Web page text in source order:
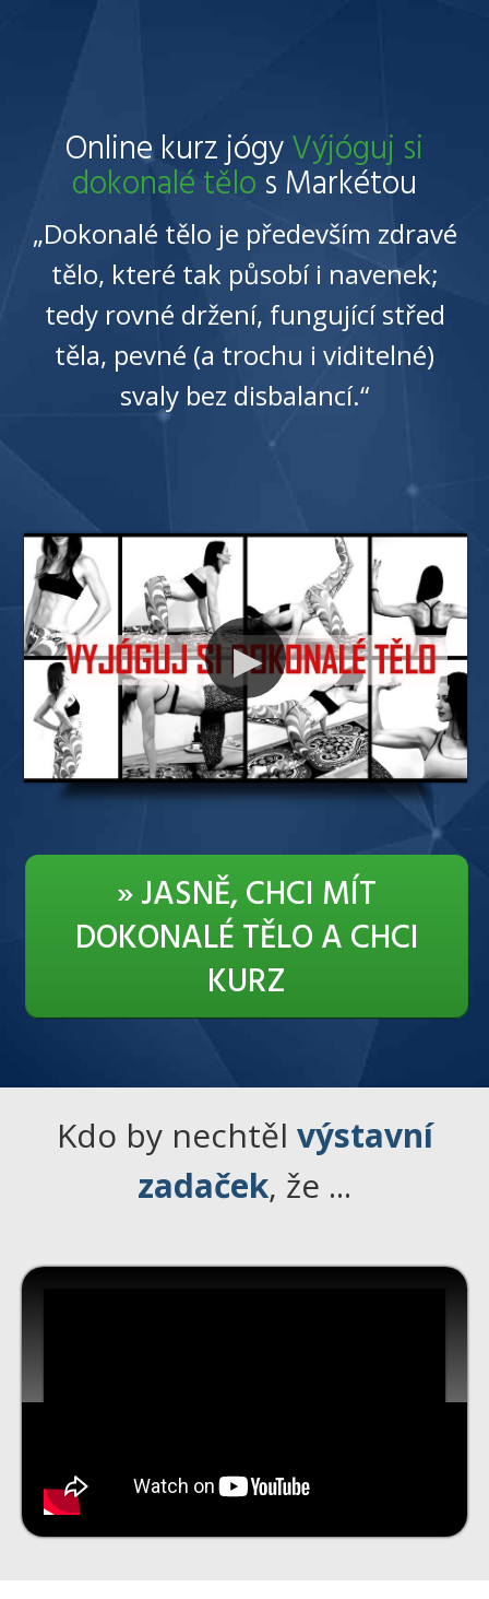
Online kurz jógyVýjóguj si
dokonalé tělo s Markétou
„Dokonalé tělo je především zdravé
tělo, které tak působí i navenek;
tedy rovné držení, fungující střed
těla, pevné (a trochu i viditelné)
svaly bez disbalancí.“
» JASNĚ, CHCI MÍT
DOKONALÉ TĚLO A CHCI
KURZ
Kdo by nechtěl výstavní
zadaček, že ...